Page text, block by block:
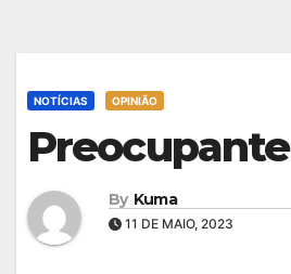
NOTÍCIAS OPINIÃO
Preocupante
By Kuma
11 DE MAIO, 2023